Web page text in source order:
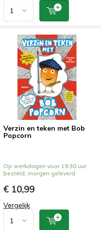
Verzin en teken met Bob
Popcorn
Op werkdagen voor 19:30 uur
besteld, morgen geleverd
€ 10,99
Vergelijk